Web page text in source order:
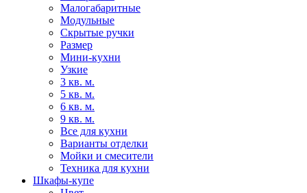
Малогабаритные
Модульные
Скрытые ручки
Размер
Мини-кухни
Узкие
3 кв. м.
5 кв. м.
6 кв. м.
9 кв. м.
Все для кухни
Варианты отделки
Мойки и смесители
Техника для кухни
Шкафы-купе